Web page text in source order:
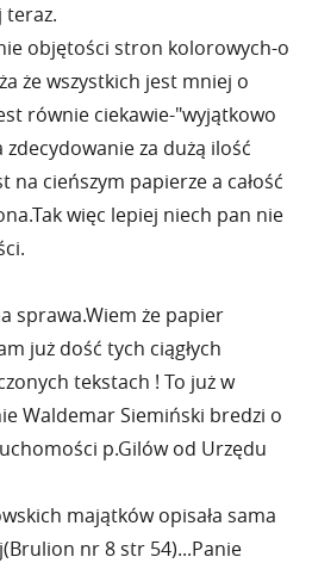
teraz.
objętości stron kolorowych-o
że wszystkich jest mniej o
równie ciekawie-"wyjątkowo
za dużą ilość
na cieńszym papierze a całość
więc lepiej niech pan nie
sprawa.Wiem że papier
już dość tych ciągłych
tekstach ! To już w
Waldemar Siemiński bredzi o
p.Gilów od Urzędu
majątków opisała sama
nr 8 str 54)...Panie